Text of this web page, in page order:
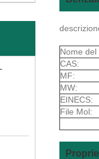
Nome
CAS:
MF:
MW:
EINECS:
File Mol: